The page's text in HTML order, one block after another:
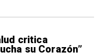
critica
su Corazón”